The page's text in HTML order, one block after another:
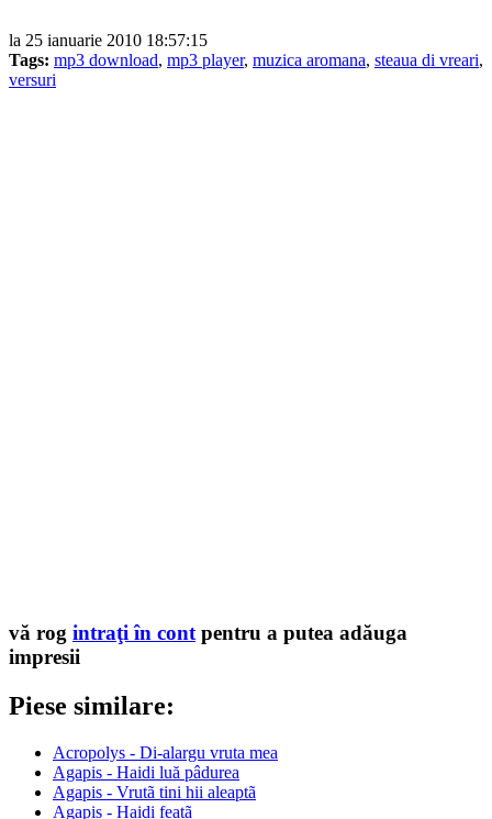
la 25 ianuarie 2010 18:57:15
Tags: mp3 download, mp3 player, muzica aromana, steaua di vreari,
versuri
vă rog intraţi în cont pentru a putea adăuga
impresii
Piese similare:
Acropolys - Di-alargu vruta mea
Agapis - Haidi luă pâdurea
Agapis - Vrutã tini hii aleaptã
Agapis - Haidi featã